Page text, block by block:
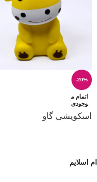
-20%
اتمام م
وجودی
اسکویشی گاو
ام اسلایم